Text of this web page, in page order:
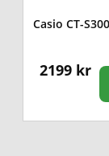
Casio CT-
2199 kr